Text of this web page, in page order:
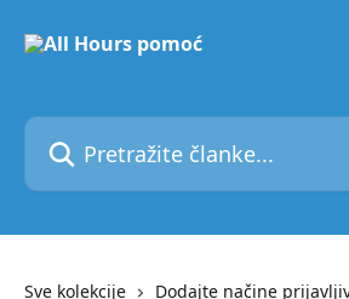
Pretražite članke...
Sve kolekcije Dodajte načine